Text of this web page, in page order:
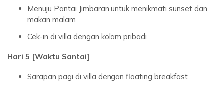
Menuju Pantai Jimbaran untuk menikmati sunset dan
makan malam
Cek-in di villa dengan kolam pribadi
Hari 5 [Waktu Santai]
Sarapan pagi di villa dengan floating breakfast